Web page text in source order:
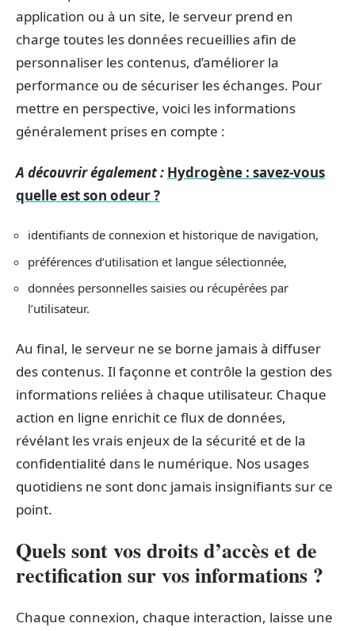
application ou à un site, le serveur prend en
charge toutes les données recueillies afin de
personnaliser les contenus, d’améliorer la
performance ou de sécuriser les échanges. Pour
mettre en perspective, voici les informations
généralement prises en compte :
A découvrir également : Hydrogène : savez-vous
quelle est son odeur ?
identifiants de connexion et historique de navigation,
préférences d’utilisation et langue sélectionnée,
données personnelles saisies ou récupérées par
l’utilisateur.
Au final, le serveur ne se borne jamais à diffuser
des contenus. Il façonne et contrôle la gestion des
informations reliées à chaque utilisateur. Chaque
action en ligne enrichit ce flux de données,
révélant les vrais enjeux de la sécurité et de la
confidentialité dans le numérique. Nos usages
quotidiens ne sont donc jamais insignifiants sur ce
point.
Quels sont vos droits d’accès et de
rectification sur vos informations ?
Chaque connexion, chaque interaction, laisse une